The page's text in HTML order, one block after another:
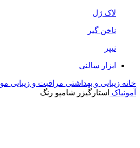
لاک ژل
ناخن گیر
نیپر
ابزار سالنی
خانه زیبایی و بهداشتی مراقبت و زیبایی مو
آمونیاک استارگیزر شامپو رنگ